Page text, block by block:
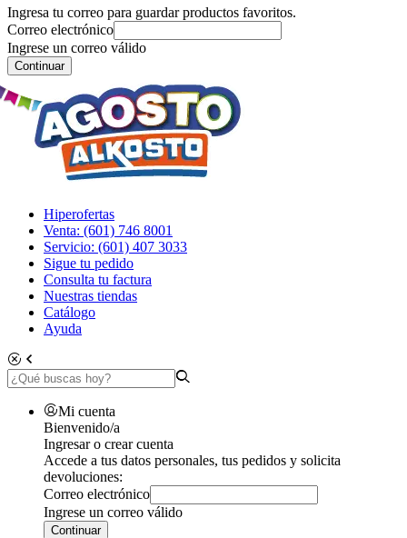
Ingresa tu correo para guardar productos favoritos.
Correo electrónico
Ingrese un correo válido
Continuar
Hiperofertas
Venta: (601) 746 8001
Servicio: (601) 407 3033
Sigue tu pedido
Consulta tu factura
Nuestras tiendas
Catálogo
Ayuda
Mi cuenta
Bienvenido/a
Ingresar o crear cuenta
Accede a tus datos personales, tus pedidos y solicita
devoluciones:
Correo electrónico
Ingrese un correo válido
Continuar